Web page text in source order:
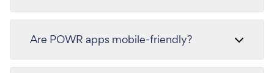
Are POWR apps mobile-friendly?